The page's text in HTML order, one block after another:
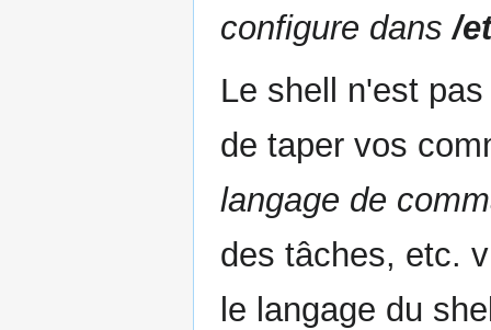
configure dans/
Le shell n'est
de taper vos
langage de
des tâches, etc.
le langage du